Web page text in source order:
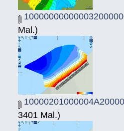
Mal.)
3401 Mal.)